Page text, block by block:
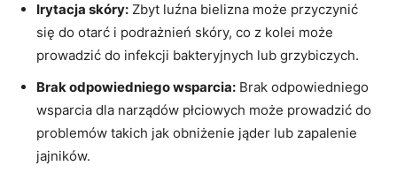
Irytacja skóry: Zbyt luźna‍ bielizna może ⁢przyczynić
się do ⁣otarć i podrażnień skóry, co z⁣ kolei może
prowadzić do infekcji bakteryjnych lub grzybiczych.
Brak ​odpowiedniego wsparcia: Brak ⁤odpowiedniego
wsparcia dla narządów płciowych ⁤może‍ prowadzić ‌do
problemów takich jak ‍obniżenie jąder lub zapalenie
jajników.